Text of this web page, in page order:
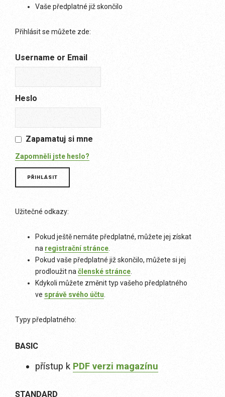
Vaše předplatné již skončilo
Přihlásit se můžete zde:
Username or Email
Heslo
Zapamatuj si mne
Zapomněli jste heslo?
Užitečné odkazy:
Pokud ještě nemáte předplatné, můžete jej získat
na registrační stránce
Pokud vaše předplatné již skončilo, můžete si jej
prodloužit na členské stránce
Kdykoli můžete změnit typ vašeho předplatného
ve správě svého účtu
Typy předplatného:
BASIC
přístup k PDF verzi magazínu
STANDARD